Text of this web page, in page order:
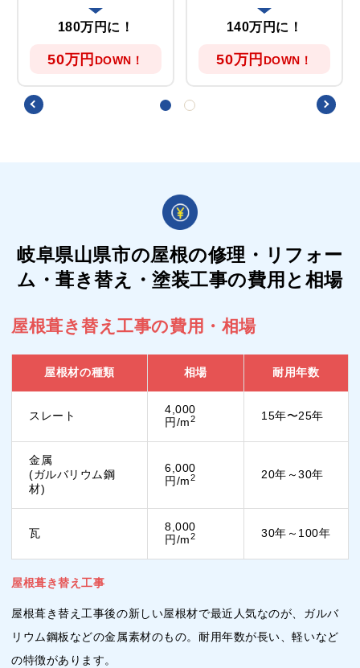
180万円に！
50万円 DOWN！
140万円に！
50万円 DOWN！
岐阜県山県市の屋根の修理・リフォー
ム・葺き替え・塗装工事の費用と相場
屋根葺き替え工事の費用・相場
屋根材の種類 相場 耐用年数
スレート
4,000
円/m2 15年〜25年
金属
(ガルバリウム鋼
材)
6,000
円/m2 20年～30年
瓦
8,000
円/m2 30年～100年
屋根葺き替え工事
屋根葺き替え工事後の新しい屋根材で最近人気なのが、ガルバ
リウム鋼板などの金属素材のもの。耐用年数が長い、軽いなど
の特徴があります。